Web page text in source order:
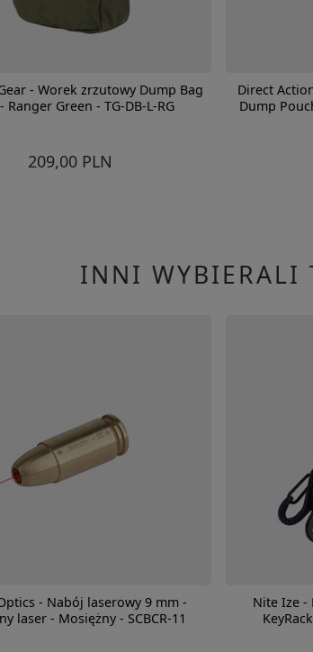
- Worek zrzutowy Dump Bag
Ranger Green - TG-DB-L-RG
209,00 PLN
Direct
Dump
INNI WYBIERALI
- Nabój laserowy 9 mm -
laser - Mosiężny - SCBCR-11
Nite Ize -